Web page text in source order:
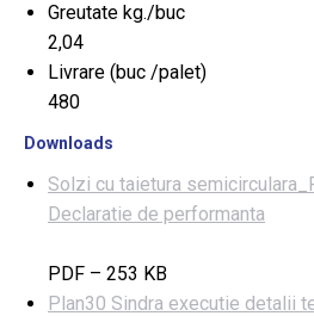
Greutate kg./buc
2,04
Livrare (buc /palet)
480
Downloads
Solzi cu taietura
Declaratie de performanta
PDF – 253 KB
Plan30 Sindra executie detalii